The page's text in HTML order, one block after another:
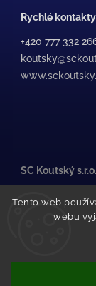
Tento web
webu
Rychlé kontakty
+420 777 332
SC Koutský s.r.o.
500 02 Hradec
Pražské